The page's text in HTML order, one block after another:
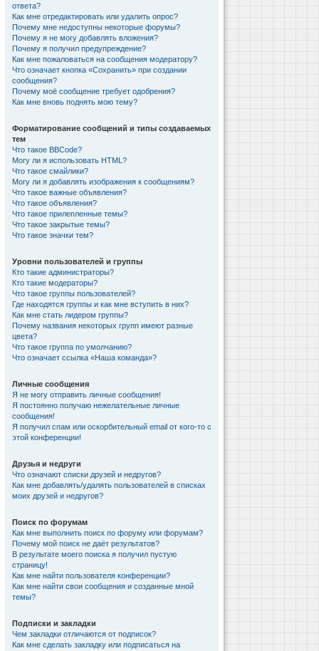
ответа?
Как мне отредактировать или удалить опрос?
Почему мне недоступны некоторые форумы?
Почему я не могу добавлять вложения?
Почему я получил предупреждение?
Как мне пожаловаться на сообщения модератору?
Что означает кнопка «Сохранить» при создании
сообщения?
Почему моё сообщение требует одобрения?
Как мне вновь поднять мою тему?
Форматирование сообщений и типы создаваемых
тем
Что такое BBCode?
Могу ли я использовать HTML?
Что такое смайлики?
Могу ли я добавлять изображения к сообщениям?
Что такое важные объявления?
Что такое объявления?
Что такое прилепленные темы?
Что такое закрытые темы?
Что такое значки тем?
Уровни пользователей и группы
Кто такие администраторы?
Кто такие модераторы?
Что такое группы пользователей?
Где находятся группы и как мне вступить в них?
Как мне стать лидером группы?
Почему названия некоторых групп имеют разные
цвета?
Что такое группа по умолчанию?
Что означает ссылка «Наша команда»?
Личные сообщения
Я не могу отправить личные сообщения!
Я постоянно получаю нежелательные личные
сообщения!
Я получил спам или оскорбительный email от кого-то с
этой конференции!
Друзья и недруги
Что означают списки друзей и недругов?
Как мне добавлять/удалять пользователей в списках
моих друзей и недругов?
Поиск по форумам
Как мне выполнить поиск по форуму или форумам?
Почему мой поиск не даёт результатов?
В результате моего поиска я получил пустую
страницу!
Как мне найти пользователя конференции?
Как мне найти свои сообщения и созданные мной
темы?
Подписки и закладки
Чем закладки отличаются от подписок?
Как мне сделать закладку или подписаться на